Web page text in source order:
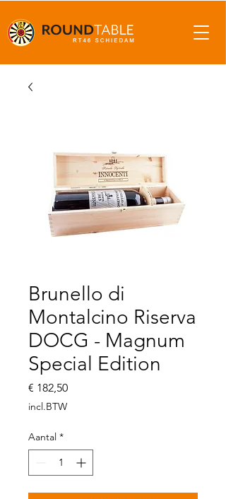
Brunello di
Montalcino Riserva
DOCG - Magnum
Special Edition
€ 182,50Prijs
incl.BTW
Aantal *